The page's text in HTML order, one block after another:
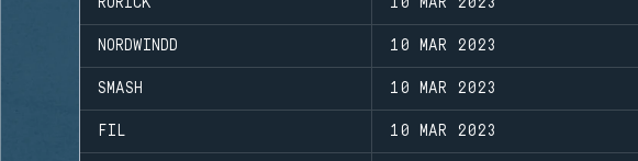
NORDWINDD 10 MAR 2023
SMASH 10 MAR 2023
FIL 10 MAR 2023